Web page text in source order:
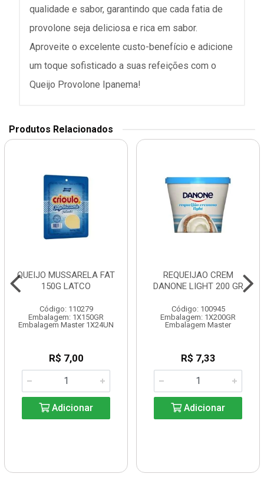
qualidade e sabor, garantindo que cada fatia de
provolone seja deliciosa e rica em sabor.
Aproveite o excelente custo-benefício e adicione
um toque sofisticado a suas refeições com o
Queijo Provolone Ipanema!
Produtos Relacionados
QUEIJO MUSSARELA FAT
150G LATCO
Código: 110279
Embalagem: 1X150GR
Embalagem Master 1X24UN
R$ 7,00
Adicionar
REQUEIJAO CREM
DANONE LIGHT 200 GR
Código: 100945
Embalagem: 1X200GR
Embalagem Master
R$ 7,33
Adicionar